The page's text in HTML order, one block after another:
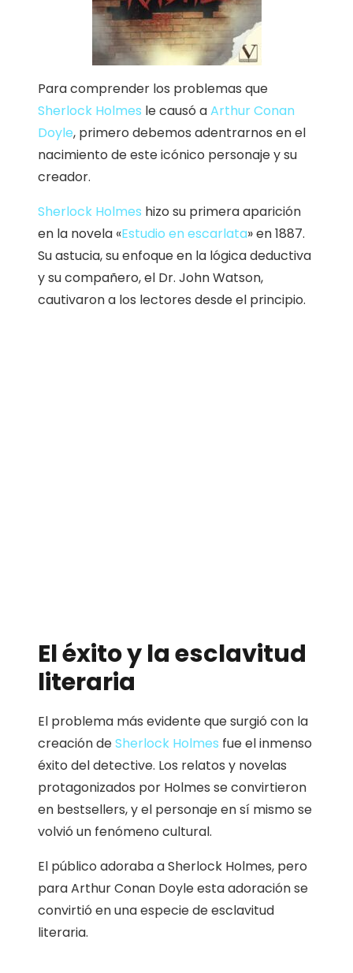
Para comprender los problemas que
Sherlock Holmes le causó aArthur Conan
Doyle, primero debemos adentrarnos en el
nacimiento de este icónico personaje y su
creador.
Sherlock Holmes hizo su primera aparición
en la novela «Estudio en escarlata» en 1887.
Su astucia, su enfoque en la lógica deductiva
y su compañero, el Dr. John Watson,
cautivaron a los lectores desde el principio.
El éxito y la esclavitud
literaria
El problema más evidente que surgió con la
creación deSherlock Holmes fue el inmenso
éxito del detective. Los relatos y novelas
protagonizados por Holmes se convirtieron
en bestsellers, y el personaje en sí mismo se
volvió un fenómeno cultural.
El público adoraba a Sherlock Holmes, pero
para Arthur Conan Doyle esta adoración se
convirtió en una especie de esclavitud
literaria.